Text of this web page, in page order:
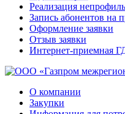
Реализация
Запись абонентов на
Оформление заявки
Отзыв заявки
Интернет-приемная
О компании
Закупки